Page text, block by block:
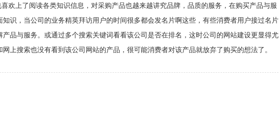
欢上了阅读各类知识信息，对采购产品也越来越讲究品牌，品质的服务，在购买产品与服
识，当公司的业务精英拜访用户的时间很多都会发名片啊这些，有些消费者用户接过名片
品与服务。或通过多个搜索关键词看看该公司是否在排名，这时公司的网站建设更显得尤
上搜索也没有看到该公司网站的产品，很可能消费者对该产品就放弃了购买的想法了。